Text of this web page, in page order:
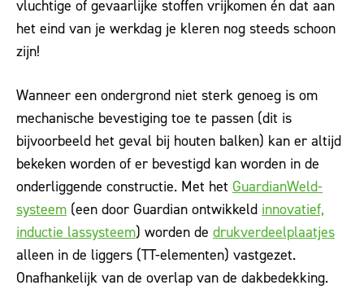
vluchtige of gevaarlijke stoffen vrijkomen én dat aan
het eind van je werkdag je kleren nog steeds schoon
zijn!
Wanneer een ondergrond niet sterk genoeg is om
mechanische bevestiging toe te passen (dit is
bijvoorbeeld het geval bij houten balken) kan er altijd
bekeken worden of er bevestigd kan worden in de
onderliggende constructie. Met het GuardianWeld-
systeem (een door Guardian ontwikkeld innovatief,
inductie lassysteem) worden de drukverdeelplaatjes
alleen in de liggers (TT-elementen) vastgezet.
Onafhankelijk van de overlap van de dakbedekking.